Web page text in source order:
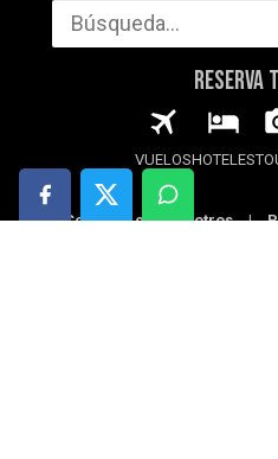
RESERVA
VUELOSHOTELES
Contacta con nosotros |